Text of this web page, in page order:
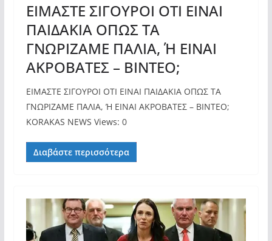
ΕΙΜΑΣΤΕ ΣΙΓΟΥΡΟΙ ΟΤΙ ΕΙΝΑΙ
ΠΑΙΔΑΚΙΑ ΟΠΩΣ ΤΑ
ΓΝΩΡΙΖΑΜΕ ΠΑΛΙΑ, Ή ΕΙΝΑΙ
ΑΚΡΟΒΑΤΕΣ – ΒΙΝΤΕΟ;
ΕΙΜΑΣΤΕ ΣΙΓΟΥΡΟΙ ΟΤΙ ΕΙΝΑΙ ΠΑΙΔΑΚΙΑ ΟΠΩΣ ΤΑ
ΓΝΩΡΙΖΑΜΕ ΠΑΛΙΑ, Ή ΕΙΝΑΙ ΑΚΡΟΒΑΤΕΣ – ΒΙΝΤΕΟ;
KORAKAS NEWS Views: 0
Διαβάστε περισσότερα